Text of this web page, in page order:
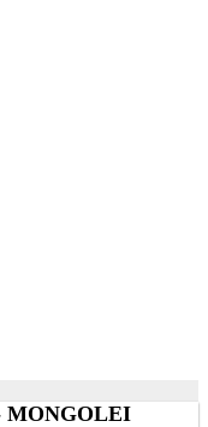
MONGOLEI